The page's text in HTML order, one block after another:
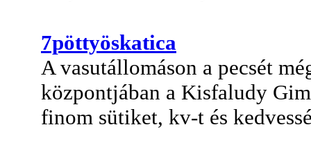
7pöttyöskatica
A vasutállomáson a pecsét
központjában a Kisfaludy
finom sütiket, kv-t és